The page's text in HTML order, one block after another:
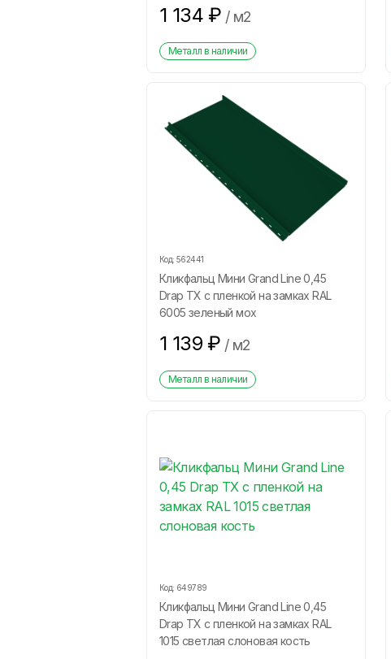
1 134 ₽ / м2
Металл в наличии
Код: 562441
Кликфальц Мини Grand Line 0,45
Drap ТХ с пленкой на замках RAL
6005 зеленый мох
1 139 ₽ / м2
Металл в наличии
Код: 649789
Кликфальц Мини Grand Line 0,45
Drap ТХ с пленкой на замках RAL
1015 светлая слоновая кость